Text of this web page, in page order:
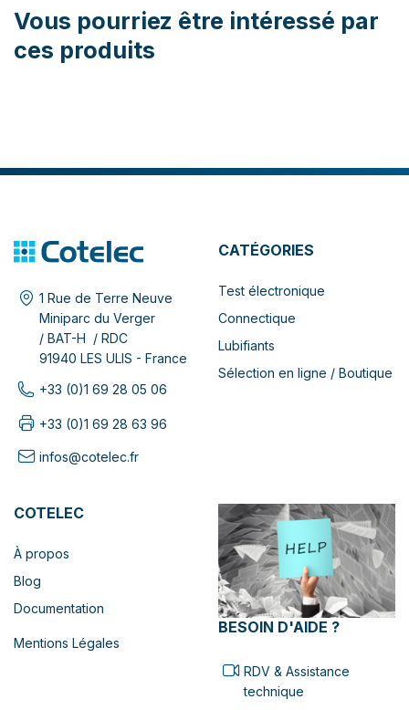
Vous pourriez être intéressé par
ces produits
1 Rue de Terre Neuve
Miniparc du Verger
/ BAT-H / RDC
91940 LES ULIS - France
+33 (0)1 69 28 05 06
+33 (0)1 69 28 63 96
infos@cotelec.fr
CATÉGORIES
Test électronique
Connectique
Lubifiants
Sélection en ligne / Boutique
COTELEC
À propos
Blog
Documentation
Mentions Légales
BESOIN D'AIDE ?
RDV & Assistance
technique